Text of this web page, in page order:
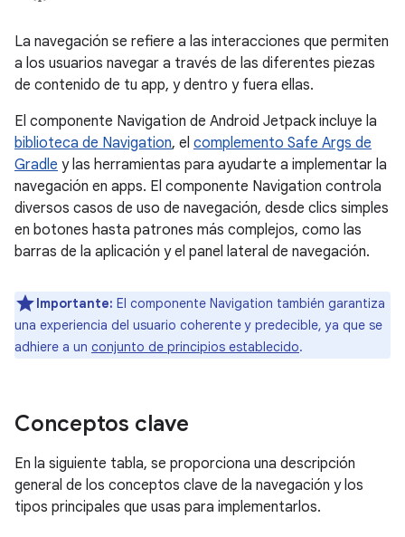
La navegación se refiere a las interacciones que permiten
a los usuarios navegar a través de las diferentes piezas
de contenido de tu app, y dentro y fuera ellas.
El componente Navigation de Android Jetpack incluye la
biblioteca de Navigation, el complemento Safe Args de
Gradle y las herramientas para ayudarte a implementar la
navegación en apps. El componente Navigation controla
diversos casos de uso de navegación, desde clics simples
en botones hasta patrones más complejos, como las
barras de la aplicación y el panel lateral de navegación.
Importante: El componente Navigation también garantiza
una experiencia del usuario coherente y predecible, ya que se
adhiere a un conjunto de principios establecido.
Conceptos clave
En la siguiente tabla, se proporciona una descripción
general de los conceptos clave de la navegación y los
tipos principales que usas para implementarlos.